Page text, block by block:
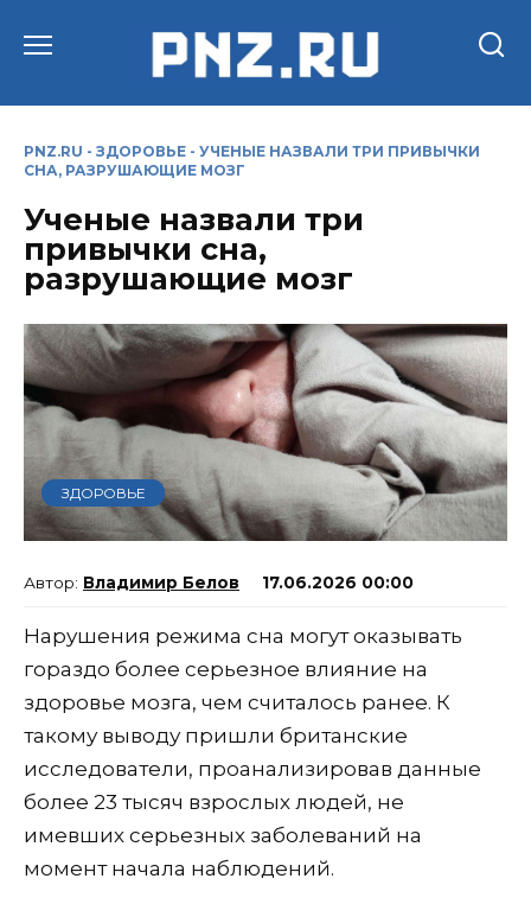
PNZ.RU - ЗДОРОВЬЕ - УЧЕНЫЕ НАЗВАЛИ ТРИ ПРИВЫЧКИ
СНА, РАЗРУШАЮЩИЕ МОЗГ
Ученые назвали три
привычки сна,
разрушающие мозг
ЗДОРОВЬЕ
Владимир Белов 17.06.2026 00:00
Нарушения режима сна могут оказывать
гораздо более серьезное влияние на
здоровье мозга, чем считалось ранее. К
такому выводу пришли британские
исследователи, проанализировав данные
более 23 тысяч взрослых людей, не
имевших серьезных заболеваний на
момент начала наблюдений.